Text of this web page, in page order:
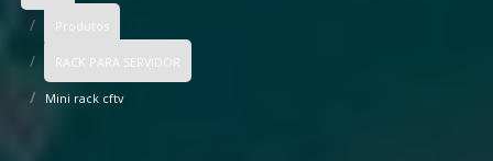
Produtos
RACK PARA SERVIDOR
Mini rack cftv